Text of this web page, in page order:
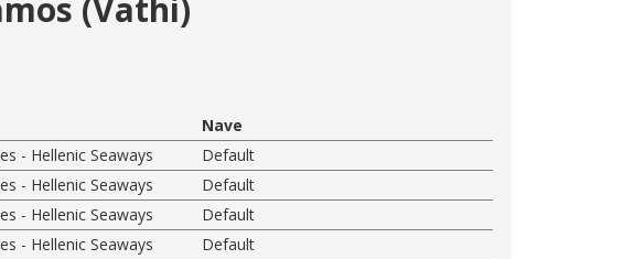
(Vathi)
Nave
- Hellenic Seaways
Default
- Hellenic Seaways
Default
- Hellenic Seaways
Default
- Hellenic Seaways
Default